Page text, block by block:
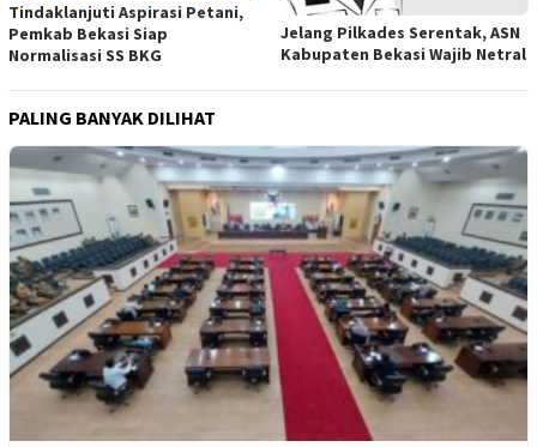
Tindaklanjuti Aspirasi Petani,
Pemkab Bekasi Siap
Normalisasi SS BKG
Jelang Pilkades Serentak, ASN
Kabupaten Bekasi Wajib Netral
PALING BANYAK DILIHAT